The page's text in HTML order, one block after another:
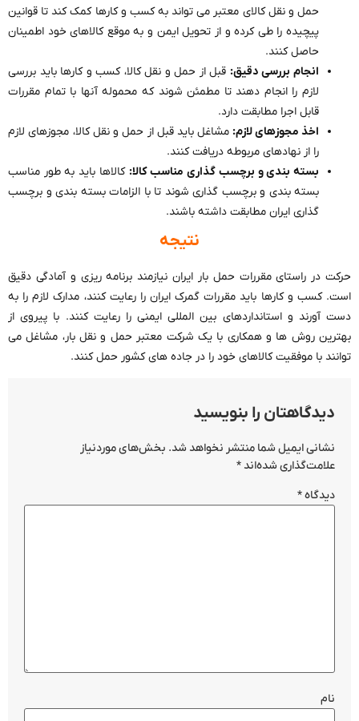
حمل و نقل کالای معتبر می تواند به کسب و کارها کمک کند تا قوانین
پیچیده را طی کرده و از تحویل ایمن و به موقع کالاهای خود اطمینان
حاصل کنند.
انجام بررسی دقیق: قبل از حمل و نقل کالا، کسب و کارها باید بررسی
لازم را انجام دهند تا مطمئن شوند که محموله آنها با تمام مقررات
قابل اجرا مطابقت دارد.
اخذ مجوزهای لازم: مشاغل باید قبل از حمل و نقل کالا، مجوزهای لازم
را از نهادهای مربوطه دریافت کنند.
بسته بندی و برچسب گذاری مناسب کالا: کالاها باید به طور مناسب
بسته بندی و برچسب گذاری شوند تا با الزامات بسته بندی و برچسب
گذاری ایران مطابقت داشته باشند.
نتیجه
حرکت در راستای مقررات حمل بار ایران نیازمند برنامه ریزی و آمادگی دقیق
است. کسب و کارها باید مقررات گمرک ایران را رعایت کنند، مدارک لازم را به
دست آورند و استانداردهای بین المللی ایمنی را رعایت کنند. با پیروی از
بهترین روش ها و همکاری با یک شرکت معتبر حمل و نقل بار، مشاغل می
توانند با موفقیت کالاهای خود را در جاده های کشور حمل کنند.
دیدگاهتان را بنویسید
نشانی ایمیل شما منتشر نخواهد شد. بخش‌های موردنیاز
علامت‌گذاری شده‌اند *
دیدگاه*
نام